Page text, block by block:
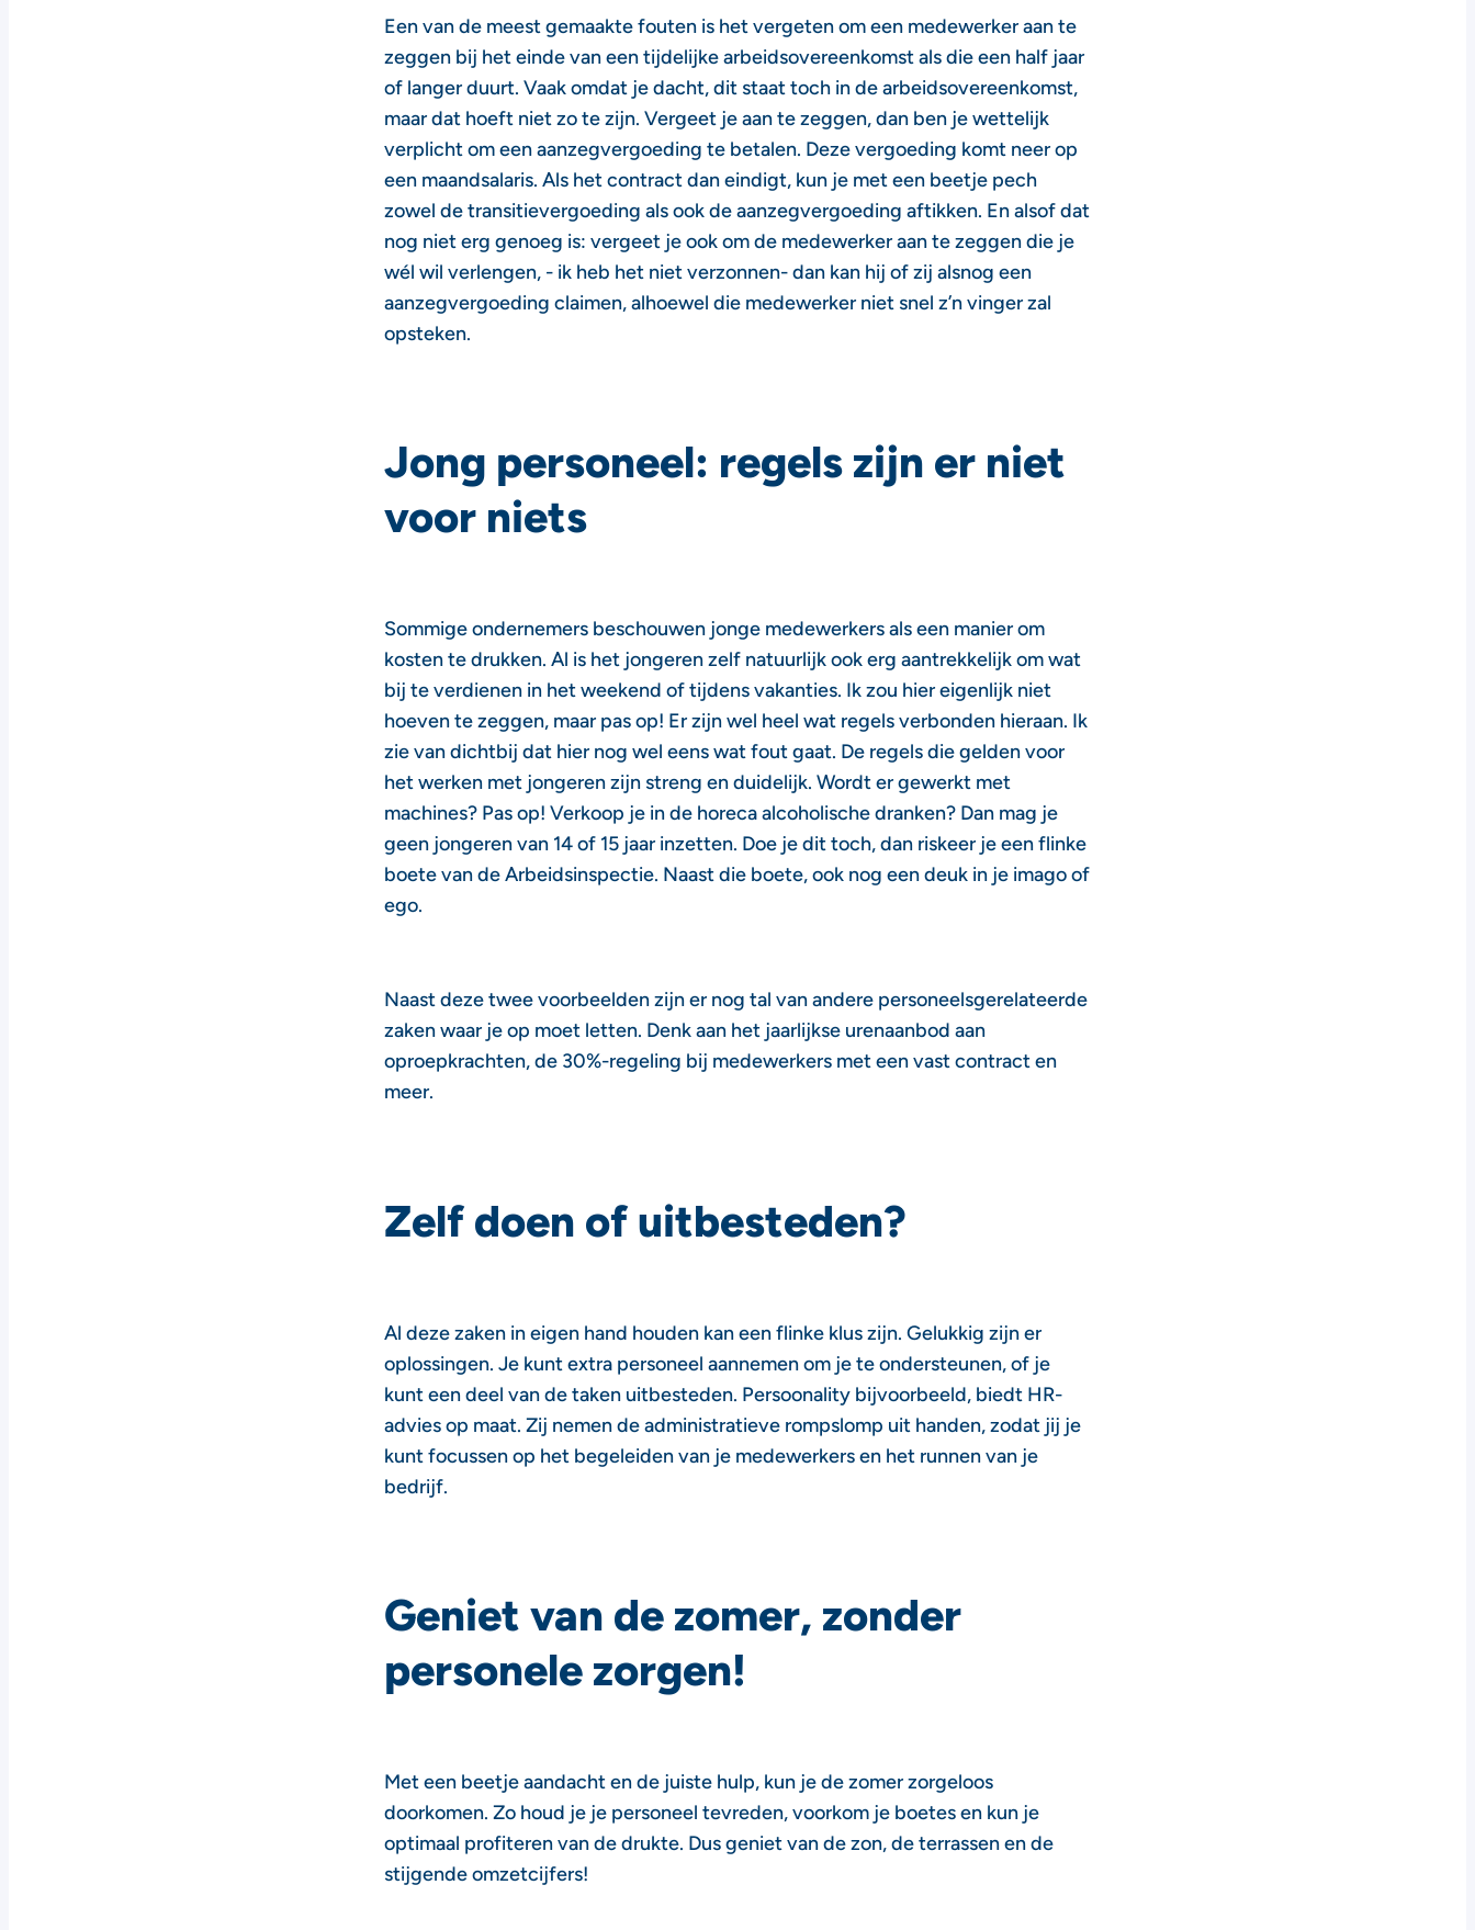
Een van de meest gemaakte fouten is het vergeten om een medewerker aan te
zeggen bij het einde van een tijdelijke arbeidsovereenkomst als die een half jaar
of langer duurt. Vaak omdat je dacht, dit staat toch in de arbeidsovereenkomst,
maar dat hoeft niet zo te zijn. Vergeet je aan te zeggen, dan ben je wettelijk
verplicht om een aanzegvergoeding te betalen. Deze vergoeding komt neer op
een maandsalaris. Als het contract dan eindigt, kun je met een beetje pech
zowel de transitievergoeding als ook de aanzegvergoeding aftikken. En alsof dat
nog niet erg genoeg is: vergeet je ook om de medewerker aan te zeggen die je
wél wil verlengen, - ik heb het niet verzonnen- dan kan hij of zij alsnog een
aanzegvergoeding claimen, alhoewel die medewerker niet snel z’n vinger zal
opsteken.
Jong personeel: regels zijn er niet
voor niets
Sommige ondernemers beschouwen jonge medewerkers als een manier om
kosten te drukken. Al is het jongeren zelf natuurlijk ook erg aantrekkelijk om wat
bij te verdienen in het weekend of tijdens vakanties. Ik zou hier eigenlijk niet
hoeven te zeggen, maar pas op! Er zijn wel heel wat regels verbonden hieraan. Ik
zie van dichtbij dat hier nog wel eens wat fout gaat. De regels die gelden voor
het werken met jongeren zijn streng en duidelijk. Wordt er gewerkt met
machines? Pas op! Verkoop je in de horeca alcoholische dranken? Dan mag je
geen jongeren van 14 of 15 jaar inzetten. Doe je dit toch, dan riskeer je een flinke
boete van de Arbeidsinspectie. Naast die boete, ook nog een deuk in je imago of
ego.
Naast deze twee voorbeelden zijn er nog tal van andere personeelsgerelateerde
zaken waar je op moet letten. Denk aan het jaarlijkse urenaanbod aan
oproepkrachten, de 30%-regeling bij medewerkers met een vast contract en
meer.
Zelf doen of uitbesteden?
Al deze zaken in eigen hand houden kan een flinke klus zijn. Gelukkig zijn er
oplossingen. Je kunt extra personeel aannemen om je te ondersteunen, of je
kunt een deel van de taken uitbesteden. Persoonality bijvoorbeeld, biedt HR-
advies op maat. Zij nemen de administratieve rompslomp uit handen, zodat jij je
kunt focussen op het begeleiden van je medewerkers en het runnen van je
bedrijf.
Geniet van de zomer, zonder
personele zorgen!
Met een beetje aandacht en de juiste hulp, kun je de zomer zorgeloos
doorkomen. Zo houd je je personeel tevreden, voorkom je boetes en kun je
optimaal profiteren van de drukte. Dus geniet van de zon, de terrassen en de
stijgende omzetcijfers!